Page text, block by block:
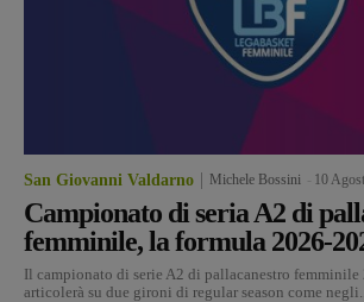
San Giovanni Valdarno Michele Bossini 10
Campionato di seria A2 di
femminile, la formula 2026-
Il campionato di serie A2 di pallacanestro femminile
articolerà su due gironi di regular season come negli...